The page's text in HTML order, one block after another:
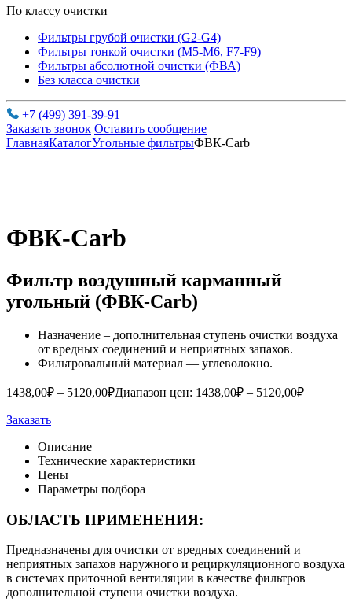
По классу очистки
Фильтры грубой очистки (G2-G4)
Фильтры тонкой очистки (М5-М6, F7-F9)
Фильтры абсолютной очистки (ФВА)
Без класса очистки
+7 (499) 391-39-91
Заказать звонок Оставить сообщение
ГлавнаяКаталогУгольные фильтрыФВК-Carb
ФВК-Carb
Фильтр воздушный карманный
угольный (ФВК-Carb)
Назначение – дополнительная ступень очистки воздуха
от вредных соединений и неприятных запахов.
Фильтровальный материал — углеволокно.
1438,00₽ – 5120,00₽Диапазон цен: 1438,00₽ – 5120,00₽
Заказать
Описание
Технические характеристики
Цены
Параметры подбора
ОБЛАСТЬ ПРИМЕНЕНИЯ:
Предназначены для очистки от вредных соединений и
неприятных запахов наружного и рециркуляционного воздуха
в системах приточной вентиляции в качестве фильтров
дополнительной ступени очистки воздуха.